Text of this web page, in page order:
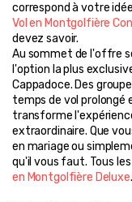
Vol en Montgolfière
devez savoir.
Au sommet de l'offre
l'option la plus
Cappadoce. Des
temps de vol
transforme
extraordinaire. Que
en mariage ou
qu'il vous faut. Tous
en Montgolfière Deluxe.